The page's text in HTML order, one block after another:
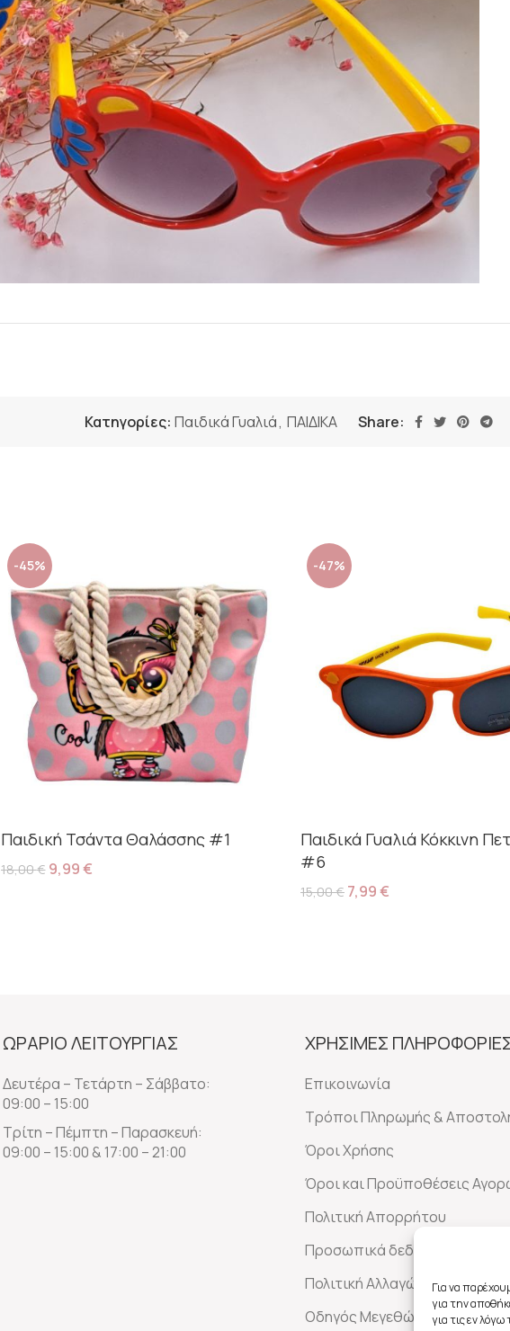
Για να
για την
για τις εν
Κατηγορίες: Παιδικά Γυαλιά, ΠΑΙΔΙΚΑ Share:
-45%
Παιδική Τσάντα Θαλάσσης #1
18,00€ 9,99€
-47%
Παιδικά Γυαλιά Κόκκινη
#6
15,00€ 7,99€
ΩΡΑΡΙΟ ΛΕΙΤΟΥΡΓΙΑΣ
Δευτέρα – Τετάρτη – Σάββατο:
09:00 – 15:00
Τρίτη – Πέμπτη – Παρασκευή:
09:00 – 15:00 & 17:00 – 21:00
ΧΡΗΣΙΜΕΣ
Επικοινωνία
Τρόποι Πληρωμής &
Όροι Χρήσης
Όροι και Προϋποθέσεις
Πολιτική Απορρήτου
Προσωπικά δεδομένα
Πολιτική Αλλαγών-
Οδηγός Μεγεθών